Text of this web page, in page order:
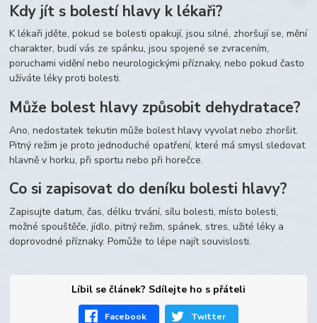
Kdy jít s bolestí hlavy k lékaři?
K lékaři jděte, pokud se bolesti opakují, jsou silné, zhoršují se, mění
charakter, budí vás ze spánku, jsou spojené se zvracením,
poruchami vidění nebo neurologickými příznaky, nebo pokud často
užíváte léky proti bolesti.
Může bolest hlavy způsobit dehydratace?
Ano, nedostatek tekutin může bolest hlavy vyvolat nebo zhoršit.
Pitný režim je proto jednoduché opatření, které má smysl sledovat
hlavně v horku, při sportu nebo při horečce.
Co si zapisovat do deníku bolesti hlavy?
Zapisujte datum, čas, délku trvání, sílu bolesti, místo bolesti,
možné spouštěče, jídlo, pitný režim, spánek, stres, užité léky a
doprovodné příznaky. Pomůže to lépe najít souvislosti.
Líbil se článek? Sdílejte ho s přáteli
Facebook Twitter